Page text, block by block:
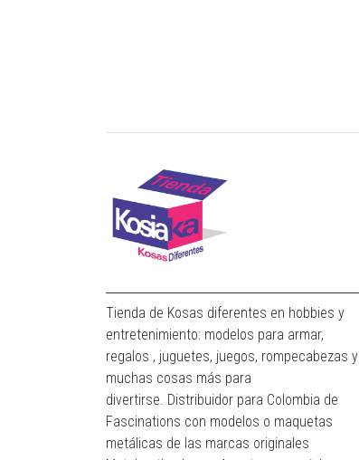
Tienda de Kosas diferentes en hobbies y
entretenimiento: modelos para armar,
regalos , juguetes, juegos, rompecabezas y
muchas cosas más para
divertirse. Distribuidor para Colombia de
Fascinations con modelos o maquetas
metálicas de las marcas originales